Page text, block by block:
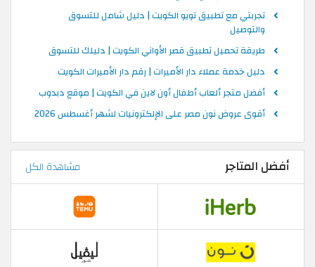
تجربتي مع تطبيق تويو الكويت | دليل شامل للتسوق
والتوصيل
طريقة تحميل تطبيق قصر الأواني الكويت | دليلك للتسوق
دليل خدمة عملاء دار الأميرات | رقم دار الأميرات الكويت
أفضل متجر ألعاب أطفال أون لاين في الكويت | موقع دبدوب
أقوى عروض نون مصر على الإلكترونيات لشهر أغسطس 2026
أفضل المتاجر مشاهدة الكل